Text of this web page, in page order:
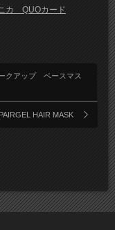
カ QUOカード
クアップ ベースマス
HAIR MASK